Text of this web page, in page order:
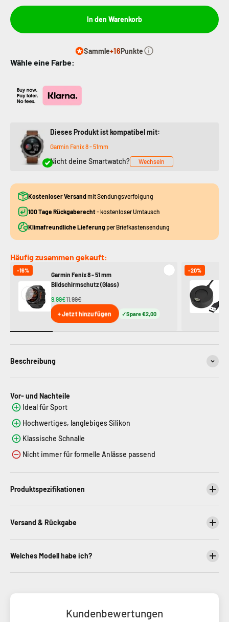
In den Warenkorb
Sammle+16Punkte
Wähle eine Farbe:
Dieses Produkt ist kompatibel mit:
Garmin Fenix 8 - 51mm
Nicht deine Smartwatch? Wechseln
Kostenloser Versandmit Sendungsverfolgung
100 Tage Rückgaberecht- kostenloser Umtausch
Klimafreundliche Lieferung per Briefkastensendung
Häufig zusammen gekauft:
-16%
Garmin Fenix ​​8 - 51 mm
Bildschirmschutz (Glass)
9,99€11,99€
+ Jetzt hinzufügen Spare €2,00
-20%
Beschreibung
Vor- und Nachteile
Ideal für Sport
Hochwertiges, langlebiges Silikon
Klassische Schnalle
Nicht immer für formelle Anlässe passend
Produktspezifikationen
Versand & Rückgabe
Welches Modell habe ich?
Kundenbewertungen